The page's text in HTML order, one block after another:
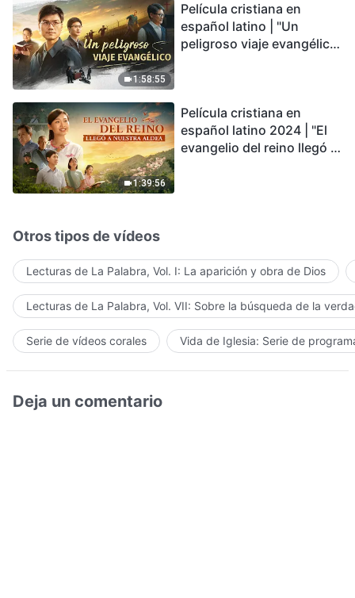
conmovedor
1:58:55
Película cristiana en
español latino | "Un
peligroso viaje evangélico"
1:39:56
Película cristiana en
español latino 2024 | "El
evangelio del reino llegó a
Otros tipos de vídeos
Lecturas de La Palabra, Vol. I: La aparición y obra de Dios
Lecturas de La Palabra, Vol. VII: Sobre la búsqueda de la
Serie de vídeos corales Vida de Iglesia: Serie de
Deja un comentario